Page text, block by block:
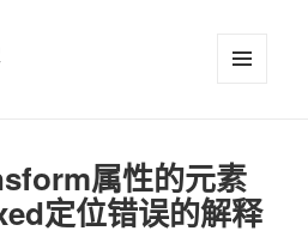
属性的元素
定位错误的解释